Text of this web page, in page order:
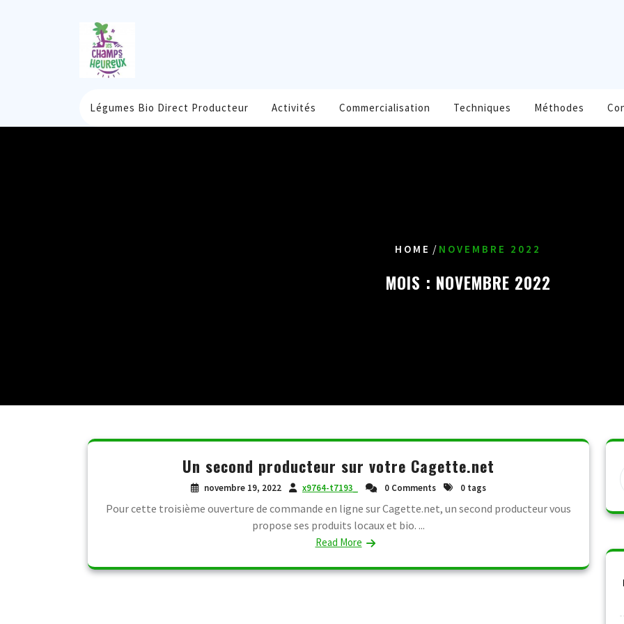
Légumes Bio Direct Producteur Activités Commercialisation Techniques Méthodes
HOME / NOVEMBRE 2022
MOIS : NOVEMBRE 2022
Un second producteur sur votre Cagette.net
novembre 19, 2022 x9764-t7193_ 0 Comments 0 tags
Pour cette troisième ouverture de commande en ligne sur Cagette.net, un second producteur vous
propose ses produits locaux et bio. ...
Read More